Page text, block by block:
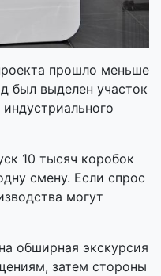
прошло меньше
был выделен участок
10 тысяч коробок
смену. Если спрос
могут
обширная экскурсия
затем стороны